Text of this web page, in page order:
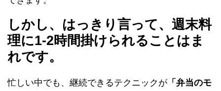
しかし、はっきり言って、週末料
理に1-2時間掛けられることはま
れです。
忙しい中でも、継続できるテクニックが 「弁当のモ